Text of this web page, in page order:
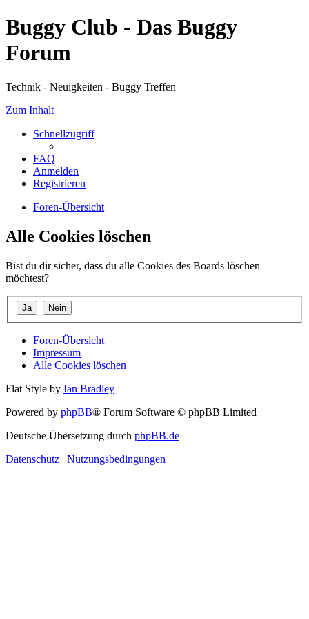
Buggy Club - Das Buggy
Forum
Technik - Neuigkeiten - Buggy Treffen
Zum Inhalt
Schnellzugriff
FAQ
Anmelden
Registrieren
Foren-Übersicht
Alle Cookies löschen
Bist du dir sicher, dass du alle Cookies des Boards löschen
möchtest?
Foren-Übersicht
Impressum
Alle Cookies löschen
Flat Style by Ian Bradley
Powered by phpBB® Forum Software © phpBB Limited
Deutsche Übersetzung durch phpBB.de
Datenschutz | Nutzungsbedingungen